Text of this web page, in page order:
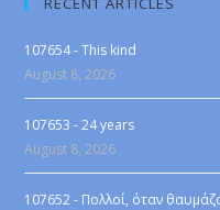
107654 - This kind
August 8, 2026
107653 - 24 years
August 8, 2026
107652 - Πολλοί, όταν